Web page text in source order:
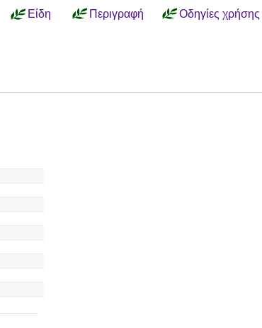
Είδη Περιγραφή Οδηγίες χρήσης